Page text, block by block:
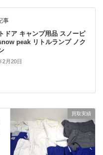
事
ドア キャンプ用品 スノーピ
peak リトルランプ ノク
2月20日
買取実績